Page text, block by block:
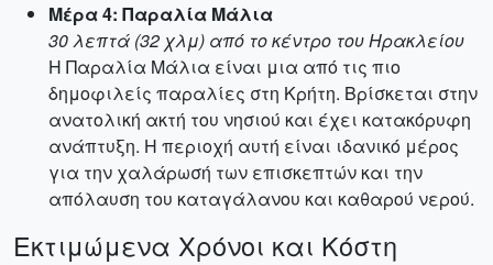
Μέρα 4: Παραλία Μάλια
30 λεπτά (32 χλμ) από το κέντρο του Ηρακλείου
Η Παραλία Μάλια είναι μια από τις πιο
δημοφιλείς παραλίες στη Κρήτη. Βρίσκεται στην
ανατολική ακτή του νησιού και έχει κατακόρυφη
ανάπτυξη. Η περιοχή αυτή είναι ιδανικό μέρος
για την χαλάρωσή των επισκεπτών και την
απόλαυση του καταγάλανου και καθαρού νερού.
Εκτιμώμενα Χρόνοι και Κόστη